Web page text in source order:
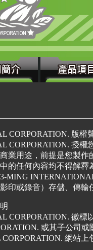
CORPORATION. 版權
CORPORATION. 授
業用途，前提是您製
的任何內容均不得解
MING
印或錄音）存儲、傳輸
CORPORATION. 徽
或其子公司
網站